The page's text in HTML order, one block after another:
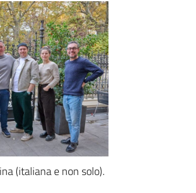
(italiana e non solo).